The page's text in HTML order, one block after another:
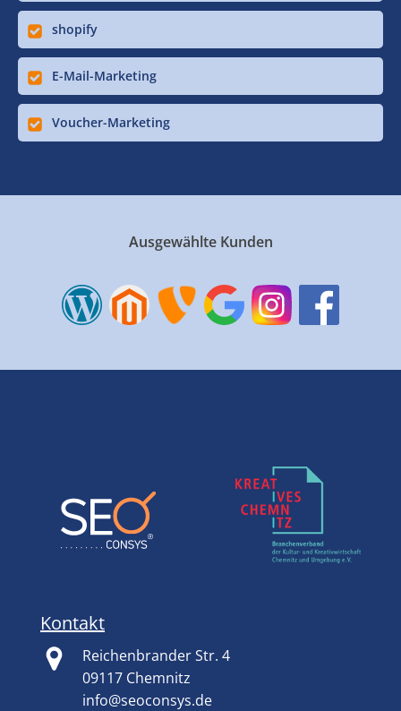
shopify
E-Mail-Marketing
Voucher-Marketing
Ausgewählte Kunden
Kontakt
Reichenbrander Str. 4
09117 Chemnitz
info@seoconsys.de